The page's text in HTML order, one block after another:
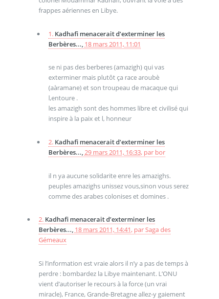
frappes aériennes en Libye.
1. Kadhafi menacerait d’exterminer les
Berbères..., 18 mars 2011, 11:01
se ni pas des berberes (amazigh) qui vas
exterminer mais plutôt ça race aroubè
(aàramane) et son troupeau de macaque qui
l,entoure .
les amazigh sont des hommes libre et civilisé qui
inspire à la paix et l, honneur
2. Kadhafi menacerait d’exterminer les
Berbères...,29 mars 2011, 16:33, par bor
il n ya aucune solidarite enre les amazighs.
peuples amazighs unissez vous,sinon vous serez
comme des arabes colonises et domines .
2. Kadhafi menacerait d’exterminer les
Berbères..., 18 mars 2011, 14:41, parSaga des
Gémeaux
Si l’information est vraie alors il n’y a pas de temps à
perdre : bombardez la Libye maintenant. L’ONU
vient d’autoriser le recours à la force (un vrai
miracle), France, Grande-Bretagne allez-y gaiement